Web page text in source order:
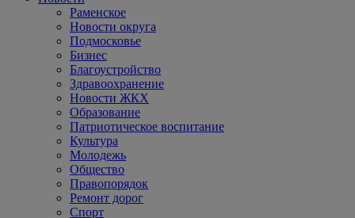
Раменское
Новости округа
Подмосковье
Бизнес
Благоустройство
Здравоохранение
Новости ЖКХ
Образование
Патриотическое воспитание
Культура
Молодежь
Общество
Правопорядок
Ремонт дорог
Спорт